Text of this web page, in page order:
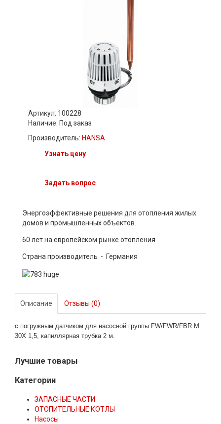
Артикул: 100228
Наличие: Под заказ
Производитель: HANSA
Узнать цену
Задать вопрос
Энергоэффективные решения для отопления жилых
домов и промышленных объектов.
60 лет на европейском рынке отопления.
Страна производитель - Германия
Описание Отзывы (0)
с погружным датчиком для насосной группы FW/FWR/FBR M
30Х 1,5, капиллярная трубка 2 м.
Лучшие товары
Категории
ЗАПАСНЫЕ ЧАСТИ
ОТОПИТЕЛЬНЫЕ КОТЛЫ
Насосы